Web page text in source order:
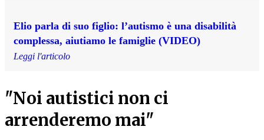
Elio parla di suo figlio: l’autismo è una disabilità
complessa, aiutiamo le famiglie (VIDEO)
Leggi l'articolo
"Noi autistici non ci
arrenderemo mai"